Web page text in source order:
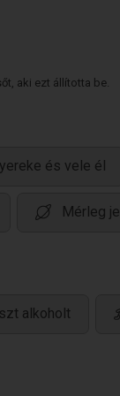
aki ezt állította be.
és vele él
Mérleg
alkoholt